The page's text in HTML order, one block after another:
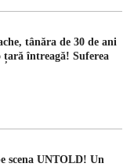
tânăra de 30 de ani
întreagă! Suferea
scena UNTOLD! Un